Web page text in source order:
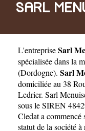
SARL
L'entrepriseSarl
spécialisée dans la
(Dordogne). Sarl
domiciliée au 38
Ledrier. Sarl
sous le SIREN
Cledat a commencé
statut de la société